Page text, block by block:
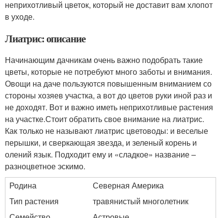
неприхотливый цветок, который не доставит вам хлопот
в уходе.
Лиатрис: описание
Начинающим дачникам очень важно подобрать такие
цветы, которые не потребуют много заботы и внимания.
Овощи на даче пользуются повышенным вниманием со
стороны хозяев участка, а вот до цветов руки иной раз и
не доходят. Вот и важно иметь неприхотливые растения
на участке.Стоит обратить свое внимание на лиатрис.
Как только не называют лиатрис цветоводы: и веселые
перышки, и сверкающая звезда, и зеленый корень и
олений язык. Подходит ему и «сладкое» название –
разноцветное эскимо.
Родина
Северная Америка
Тип растения
травянистый многолетник